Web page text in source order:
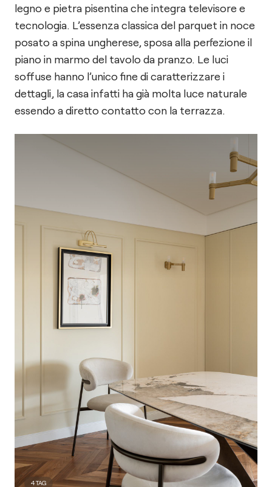
4TAG
legno e pietra pisentina che integra televisore e
tecnologia. L’essenza classica del parquet in noce
posato a spina ungherese, sposa alla perfezione il
piano in marmo del tavolo da pranzo. Le luci
soffuse hanno l’unico fine di caratterizzare i
dettagli, la casa infatti ha già molta luce naturale
essendo a diretto contatto con la terrazza.